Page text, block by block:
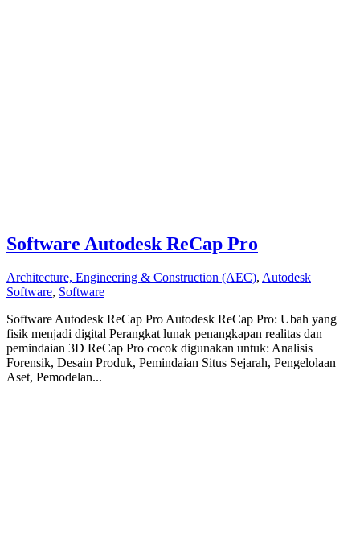
Software Autodesk ReCap Pro
Architecture, Engineering & Construction (AEC), Autodesk
Software, Software
Software Autodesk ReCap Pro Autodesk ReCap Pro: Ubah yang
fisik menjadi digital Perangkat lunak penangkapan realitas dan
pemindaian 3D ReCap Pro cocok digunakan untuk: Analisis
Forensik, Desain Produk, Pemindaian Situs Sejarah, Pengelolaan
Aset, Pemodelan...